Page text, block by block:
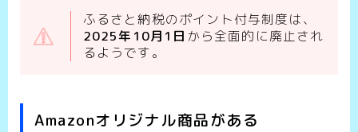
ふるさと納税のポイント付与制度は、
2025年10月1日 から全面的に廃止され
るようです。
Amazonオリジナル商品がある